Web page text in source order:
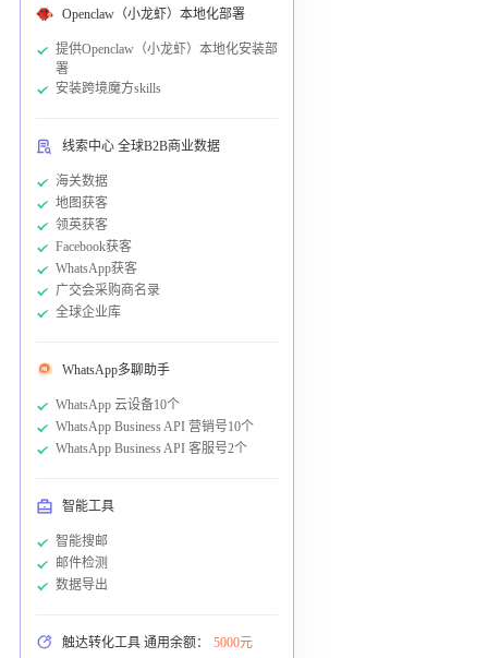
Openclaw（小龙虾）本地化部署
提供Openclaw（小龙虾）本地化安装部
署
安装跨境魔方skills
线索中心 全球B2B商业数据
海关数据
地图获客
领英获客
Facebook获客
WhatsApp获客
广交会采购商名录
全球企业库
WhatsApp多聊助手
WhatsApp 云设备10个
WhatsApp Business API 营销号10个
WhatsApp Business API 客服号2个
智能工具
智能搜邮
邮件检测
数据导出
触达转化工具 通用余额： 5000元